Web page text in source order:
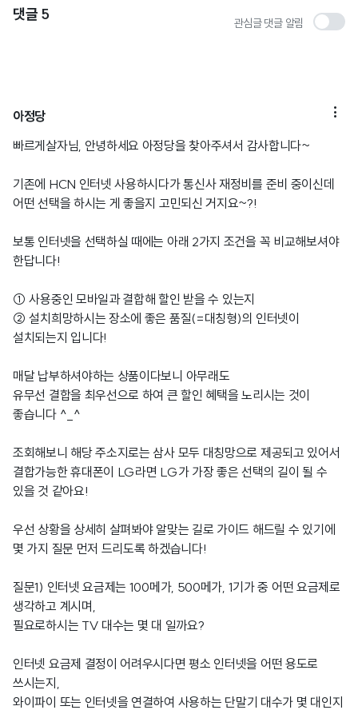
댓글 5 관심글 댓글 알림
아정당 
빠르게살자님, 안녕하세요 아정당을 찾아주셔서 감사합니다~
기존에 HCN 인터넷 사용하시다가 통신사 재정비를 준비 중이신데
어떤 선택을 하시는 게 좋을지 고민되신 거지요~?!
보통 인터넷을 선택하실 때에는 아래 2가지 조건을 꼭 비교해보셔야
한답니다!
① 사용중인 모바일과 결합해 할인 받을 수 있는지
② 설치희망하시는 장소에 좋은 품질(=대칭형)의 인터넷이
설치되는지 입니다!
매달 납부하셔야하는 상품이다보니 아무래도
유무선 결합을 최우선으로 하여 큰 할인 혜택을 노리시는 것이
좋습니다 ^_^
조회해보니 해당 주소지로는 삼사 모두 대칭망으로 제공되고 있어서
결합가능한 휴대폰이 LG라면 LG가 가장 좋은 선택의 길이 될 수
있을 것 같아요!
우선 상황을 상세히 살펴봐야 알맞는 길로 가이드 해드릴 수 있기에
몇 가지 질문 먼저 드리도록 하겠습니다!
질문1) 인터넷 요금제는 100메가, 500메가, 1기가 중 어떤 요금제로
생각하고 계시며,
필요로하시는 TV 대수는 몇 대 일까요?
인터넷 요금제 결정이 어려우시다면 평소 인터넷을 어떤 용도로
쓰시는지,
와이파이 또는 인터넷을 연결하여 사용하는 단말기 대수가 몇 대인지